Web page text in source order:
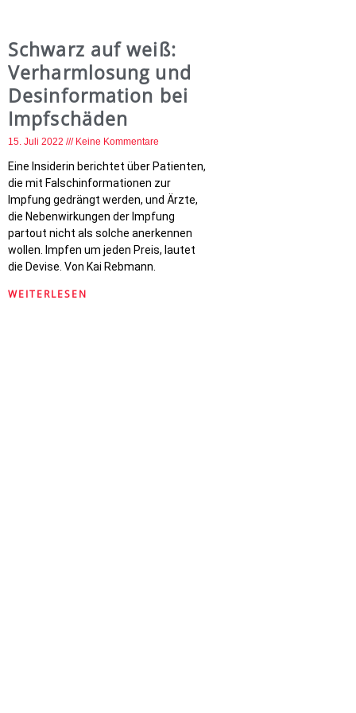
Schwarz auf weiß:
Verharmlosung und
Desinformation bei
Impfschäden
15. Juli 2022 Keine Kommentare
Eine Insiderin berichtet über Patienten,
die mit Falschinformationen zur
Impfung gedrängt werden, und Ärzte,
die Nebenwirkungen der Impfung
partout nicht als solche anerkennen
wollen. Impfen um jeden Preis, lautet
die Devise. Von Kai Rebmann.
WEITERLESEN